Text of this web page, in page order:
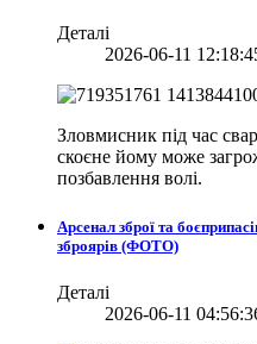
Деталі
2026-06-11
Зловмисник під час
скоєне йому може
позбавлення волі.
Арсенал зброї та
зброярів (ФОТО)
Деталі
2026-06-11